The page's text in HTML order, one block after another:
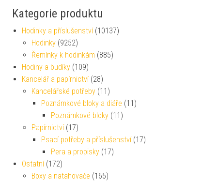
Kategorie produktu
Hodinky a příslušenství (10137)
Hodinky (9252)
Řemínky k hodinkám (885)
Hodiny a budíky (109)
Kancelář a papírnictví (28)
Kancelářské potřeby (11)
Poznámkové bloky a diáře (11)
Poznámkové bloky (11)
Papírnictví (17)
Psací potřeby a příslušenství (17)
Pera a propisky (17)
Ostatní (172)
Boxy a natahovače (165)